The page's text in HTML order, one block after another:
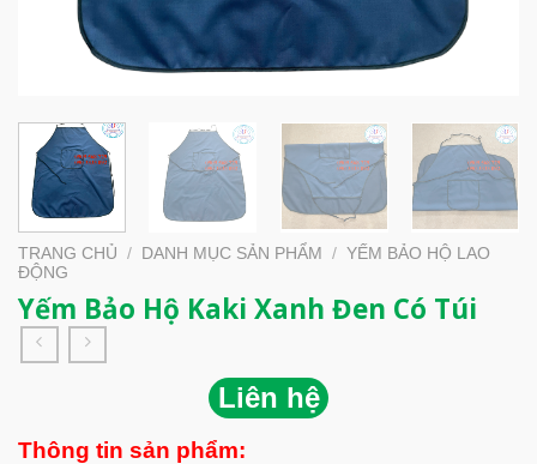
TRANG CHỦ / DANH MỤC SẢN PHẨM / YẾM BẢO HỘ LAO
ĐỘNG
Yếm Bảo Hộ Kaki Xanh Đen Có Túi
Liên hệ
Thông tin sản phẩm: